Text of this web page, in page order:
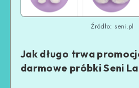
Źródło: seni.pl
Jak długo trwa
darmowe próbki Seni